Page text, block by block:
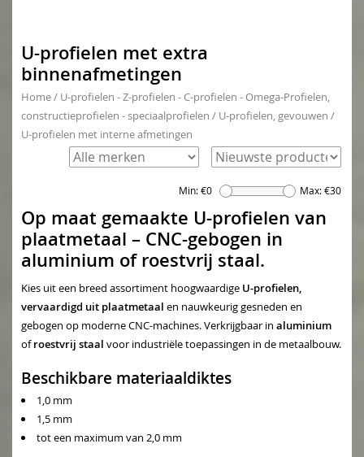
U-profielen met extra
binnenafmetingen
Home/ U-profielen - Z-profielen - C-profielen - Omega-Profielen,
constructieprofielen - speciaalprofielen / U-profielen, gevouwen /
U-profielen met interne afmetingen
Min: €0 Max: €30
Op maat gemaakte U-profielen van
plaatmetaal – CNC-gebogen in
aluminium of roestvrij staal.
Kies uit een breed assortiment hoogwaardige U-profielen,
vervaardigd uit plaatmetaal en nauwkeurig gesneden en
gebogen op moderne CNC-machines. Verkrijgbaar in aluminium
ofroestvrij staal voor industriële toepassingen in de metaalbouw.
Beschikbare materiaaldiktes
1,0 mm
1,5 mm
tot een maximum van 2,0 mm